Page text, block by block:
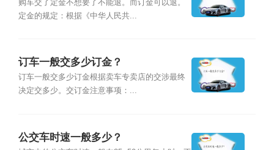
购车交了定金不想要了不能退。而订金可以退。
定金的规定：根据《中华人民共...
订车一般交多少订金？
订车一般交多少订金根据卖车专卖店的交涉最终
决定交多少。交订金注意事项：...
公交车时速一般多少？